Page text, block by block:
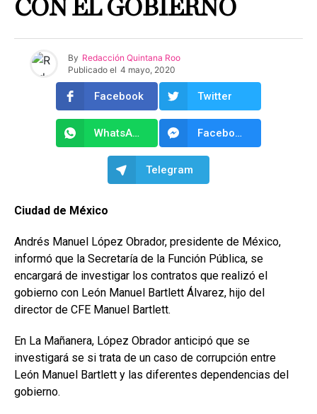
CON EL GOBIERNO
By Redacción Quintana Roo
Publicado el 4 mayo, 2020
Facebook Twitter
WhatsApp Facebook Messenger
Telegram
Ciudad de México
Andrés Manuel López Obrador, presidente de México,
informó que la Secretaría de la Función Pública, se
encargará de investigar los contratos que realizó el
gobierno con León Manuel Bartlett Álvarez, hijo del
director de CFE Manuel Bartlett.
En La Mañanera, López Obrador anticipó que se
investigará se si trata de un caso de corrupción entre
León Manuel Bartlett y las diferentes dependencias del
gobierno.